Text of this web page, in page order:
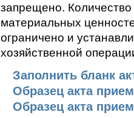
запрещено.
материальных
ограничено и
хозяйственной
Заполнить бланк
Образец акта
Образец акта